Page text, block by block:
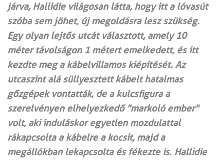
járva, Hallidie világosan látta, hogy itt a lóvasút
szóba sem jöhet, új megoldásra lesz szükség.
Egy olyan lejtős utcát választott, amely 10
méter távolságon 1 métert emelkedett, és itt
kezdte meg a kábelvillamos kiépítését. Az
utcaszint alá süllyesztett kábelt hatalmas
gőzgépek vontatták, de a kulcsfigura a
szerelvényen elhelyezkedő "markoló ember"
volt, aki induláskor egyetlen mozdulattal
rákapcsolta a kábelre a kocsit, majd a
megállókban lekapcsolta és fékezte is. Hallidie